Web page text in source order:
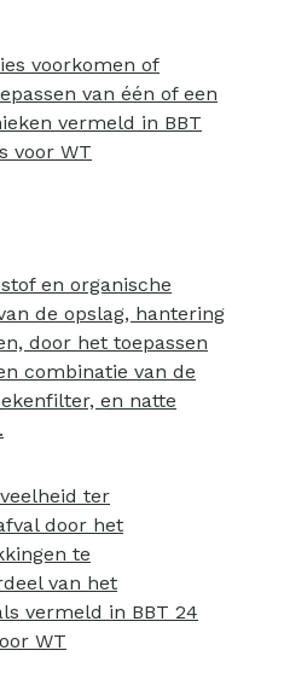
voorkomen of
van één of een
vermeld in BBT
voor WT
en organische
de opslag, hantering
door het toepassen
combinatie van de
en natte
ter
door het
te
van het
vermeld in BBT 24
WT